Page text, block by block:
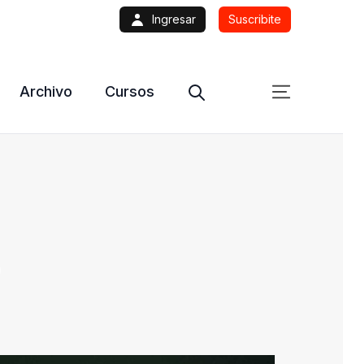
Ingresar Suscribite
Archivo Cursos